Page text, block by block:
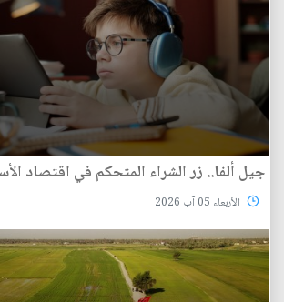
جيل ألفا.. زر الشراء المتحكم في اقتصاد
الأربعاء 05 آب 2026